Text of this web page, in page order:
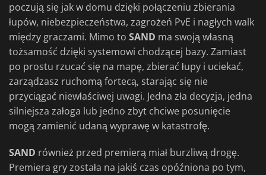
poczują się jak w domu dzięki połączeniu zbierania
łupów, niebezpieczeństwa, zagrożeń PvE i nagłych walk
między graczami. Mimo to SAND ma swoją własną
tożsamość dzięki systemowi chodzącej bazy. Zamiast
po prostu rzucać się na mapę, zbierać łupy i uciekać,
zarządzasz ruchomą fortecą, starając się nie
przyciągać niewłaściwej uwagi. Jedna zła decyzja, jedna
silniejsza załoga lub jedno zbyt chciwe posunięcie
mogą zamienić udaną wyprawę w katastrofę.
SAND również przed premierą miał burzliwą drogę.
Premiera gry została na jakiś czas opóźniona po tym,